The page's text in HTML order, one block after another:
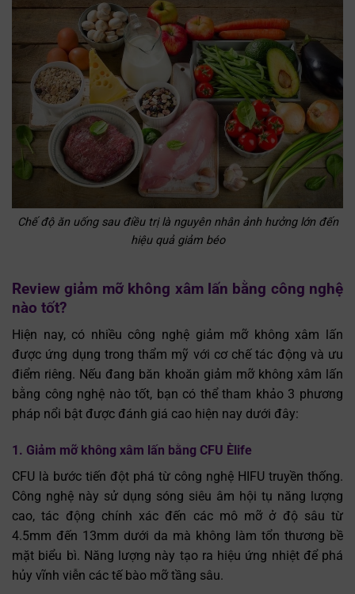
Chế độ ăn uống sau điều trị là nguyên nhân ảnh hưởng lớn đến
hiệu quả giảm béo
Review giảm mỡ không xâm lấn bằng công nghệ
nào tốt?
Hiện nay, có nhiều công nghệ giảm mỡ không xâm lấn
được ứng dụng trong thẩm mỹ với cơ chế tác động và ưu
điểm riêng. Nếu đang băn khoăn giảm mỡ không xâm lấn
bằng công nghệ nào tốt, bạn có thể tham khảo 3 phương
pháp nổi bật được đánh giá cao hiện nay dưới đây:
1. Giảm mỡ không xâm lấn bằng CFU Èlife
CFU là bước tiến đột phá từ công nghệ HIFU truyền thống.
Công nghệ này sử dụng sóng siêu âm hội tụ năng lượng
cao, tác động chính xác đến các mô mỡ ở độ sâu từ
4.5mm đến 13mm dưới da mà không làm tổn thương bề
mặt biểu bì. Năng lượng này tạo ra hiệu ứng nhiệt để phá
hủy vĩnh viễn các tế bào mỡ tầng sâu.
Trò chuyện cùng